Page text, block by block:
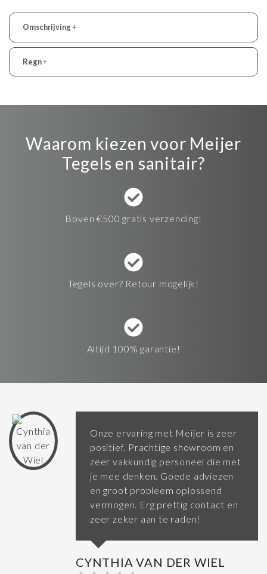
Omschrijving+
Regn+
Waarom kiezen voor Meijer
Tegels en sanitair?
Boven €500 gratis verzending!
Tegels over? Retour mogelijk!
Altijd 100% garantie!
Onze ervaring met Meijer is zeer
positief. Prachtige showroom en
zeer vakkundig personeel die met
je mee denken. Goede adviezen
en groot probleem oplossend
vermogen. Erg prettig contact en
zeer zeker aan te raden!
CYNTHIA VAN DER WIEL